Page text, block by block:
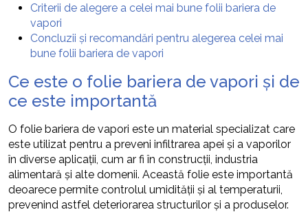
Criterii de alegere a celei mai bune folii bariera de
vapori
Concluzii și recomandări pentru alegerea celei mai
bune folii bariera de vapori
Ce este o folie bariera de vapori și de
ce este importantă
O folie bariera de vapori este un material specializat care
este utilizat pentru a preveni infiltrarea apei și a vaporilor
în diverse aplicații, cum ar fi în construcții, industria
alimentară și alte domenii. Această folie este importantă
deoarece permite controlul umidității și al temperaturii,
prevenind astfel deteriorarea structurilor și a produselor.